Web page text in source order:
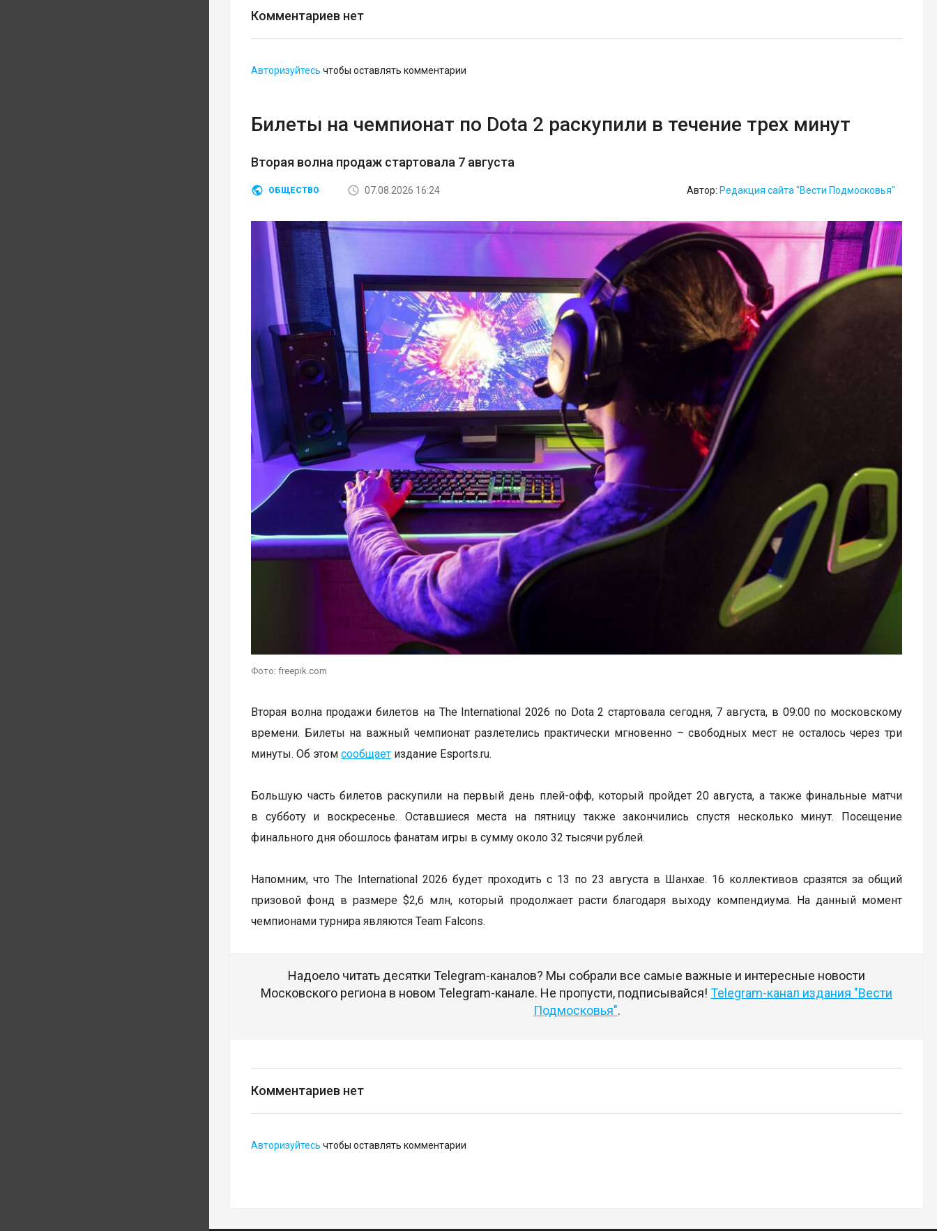
Комментариев нет
Авторизуйтесь чтобы оставлять комментарии
Билеты на чемпионат по Dota 2 раскупили в течение трех минут
Вторая волна продаж стартовала 7 августа
ОБЩЕСТВО 07.08.2026 16:24 Автор: Редакция сайта "Вести Подмосковья"
Фото: freepik.com
Вторая волна продажи билетов на The International 2026 по Dota 2 стартовала сегодня, 7 августа, в 09:00 по московскому
времени. Билеты на важный чемпионат разлетелись практически мгновенно – свободных мест не осталось через три
минуты. Об этом сообщает издание Esports.ru.
Большую часть билетов раскупили на первый день плей-офф, который пройдет 20 августа, а также финальные матчи
в субботу и воскресенье. Оставшиеся места на пятницу также закончились спустя несколько минут. Посещение
финального дня обошлось фанатам игры в сумму около 32 тысячи рублей.
Напомним, что The International 2026 будет проходить с 13 по 23 августа в Шанхае. 16 коллективов сразятся за общий
призовой фонд в размере $2,6 млн, который продолжает расти благодаря выходу компендиума. На данный момент
чемпионами турнира являются Team Falcons.
Надоело читать десятки Telegram-каналов? Мы собрали все самые важные и интересные новости
Московского региона в новом Telegram-канале. Не пропусти, подписывайся! Telegram-канал издания "Вести
Подмосковья".
Комментариев нет
Авторизуйтесь чтобы оставлять комментарии